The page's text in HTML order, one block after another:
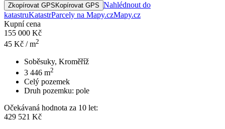
Zkopírovat GPS Kopírovat GPS Nahlédnout do
katastruKatastrParcely na Mapy.czMapy.cz
Kupní cena
155 000 Kč
45 Kč / m2
Soběsuky, Kroměříž
3 446 m2
Celý pozemek
Druh pozemku: pole
Očekávaná hodnota za 10 let:
429 521 Kč